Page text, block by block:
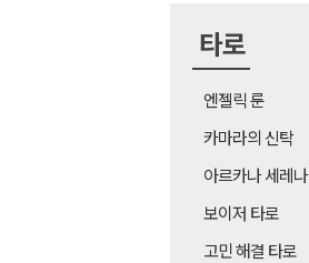
타로
엔젤릭 룬
카마라의 신탁
아르카나 세레나
보이저 타로
고민 해결 타로